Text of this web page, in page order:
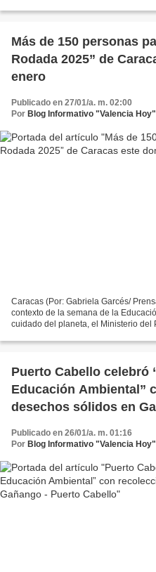
Más de 150 personas
Rodada 2025” de
enero
Publicado en 27/01/a. m. 02:00
Por Blog Informativo "Valencia Hoy"
Caracas (Por: Gabriela Garcés/
contexto de la semana de la
cuidado del planeta, el Ministerio
Puerto Cabello celebró
Educación Ambiental”
desechos sólidos en
Publicado en 26/01/a. m. 01:16
Por Blog Informativo "Valencia Hoy"